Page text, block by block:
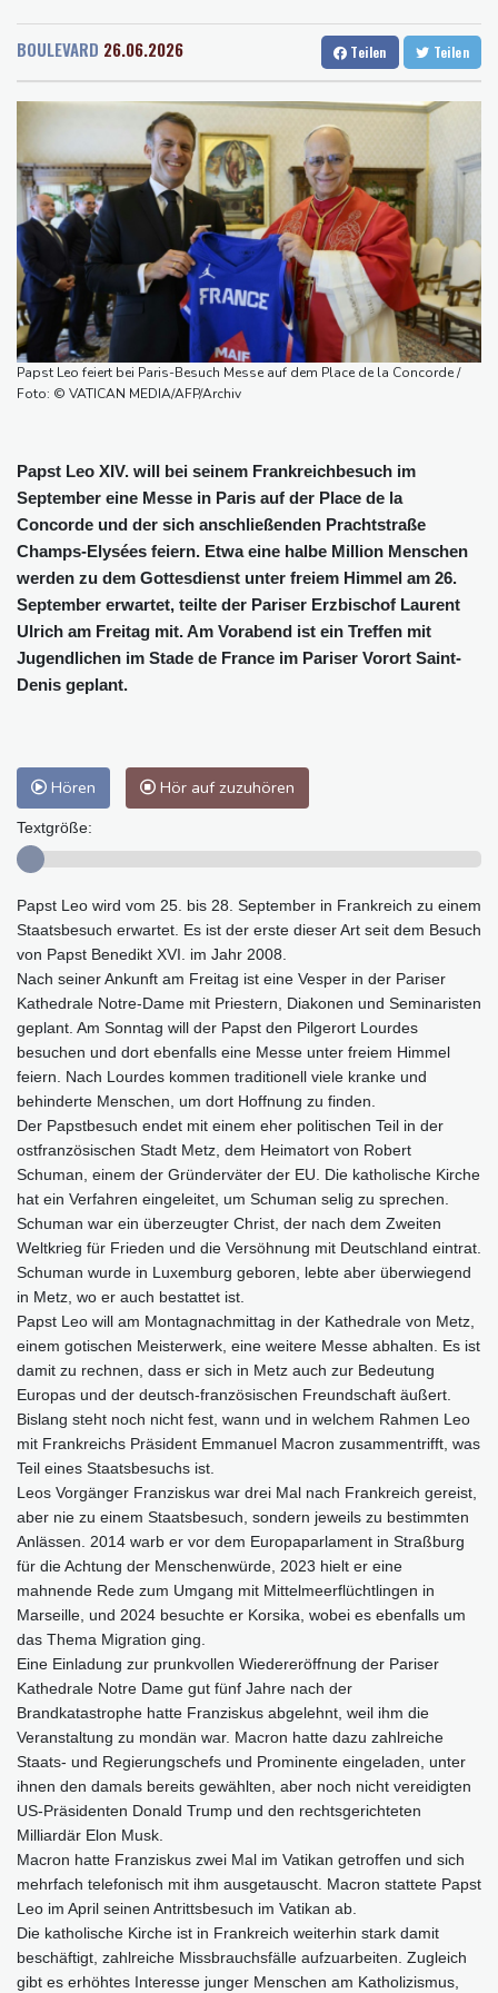
Dresden
31 °C Wien
34 °C
Baden-Baden
20 °C
Munition beladen
Schauspielerin Iris Berben bekommt Deutschen Kulturpolitikpreis
Passagierverkehr an deutschen Flughäfen im ersten Halbjahr
Papst Leo bei Besuch in Assisi von tausenden jungen Menschen
begeistert empfangen
Hausärzte kritisieren Untätigkeit der Regierung in Hitzekrise
Übernahmekampf: Commerzbank geht mit Rekordergebnis in
Gespräche mit der Unicredit
Nach Drohnen-Vorfall an Leipziger Flughafen: Suche nach
weiterem Objekt dauert an
BOULEVARD 26.06.2026 Teilen Teilen
Papst Leo feiert bei Paris-Besuch Messe auf dem Place de la Concorde /
Foto: © VATICAN MEDIA/AFP/Archiv
Papst Leo XIV. will bei seinem Frankreichbesuch im
September eine Messe in Paris auf der Place de la
Concorde und der sich anschließenden Prachtstraße
Champs-Elysées feiern. Etwa eine halbe Million Menschen
werden zu dem Gottesdienst unter freiem Himmel am 26.
September erwartet, teilte der Pariser Erzbischof Laurent
Ulrich am Freitag mit. Am Vorabend ist ein Treffen mit
Jugendlichen im Stade de France im Pariser Vorort Saint-
Denis geplant.
Hören Hör auf zuzuhören
Textgröße:
Papst Leo wird vom 25. bis 28. September in Frankreich zu einem
Staatsbesuch erwartet. Es ist der erste dieser Art seit dem Besuch
von Papst Benedikt XVI. im Jahr 2008.
Nach seiner Ankunft am Freitag ist eine Vesper in der Pariser
Kathedrale Notre-Dame mit Priestern, Diakonen und Seminaristen
geplant. Am Sonntag will der Papst den Pilgerort Lourdes
besuchen und dort ebenfalls eine Messe unter freiem Himmel
feiern. Nach Lourdes kommen traditionell viele kranke und
behinderte Menschen, um dort Hoffnung zu finden.
Der Papstbesuch endet mit einem eher politischen Teil in der
ostfranzösischen Stadt Metz, dem Heimatort von Robert
Schuman, einem der Gründerväter der EU. Die katholische Kirche
hat ein Verfahren eingeleitet, um Schuman selig zu sprechen.
Schuman war ein überzeugter Christ, der nach dem Zweiten
Weltkrieg für Frieden und die Versöhnung mit Deutschland eintrat.
Schuman wurde in Luxemburg geboren, lebte aber überwiegend
in Metz, wo er auch bestattet ist.
Papst Leo will am Montagnachmittag in der Kathedrale von Metz,
einem gotischen Meisterwerk, eine weitere Messe abhalten. Es ist
damit zu rechnen, dass er sich in Metz auch zur Bedeutung
Europas und der deutsch-französischen Freundschaft äußert.
Bislang steht noch nicht fest, wann und in welchem Rahmen Leo
mit Frankreichs Präsident Emmanuel Macron zusammentrifft, was
Teil eines Staatsbesuchs ist.
Leos Vorgänger Franziskus war drei Mal nach Frankreich gereist,
aber nie zu einem Staatsbesuch, sondern jeweils zu bestimmten
Anlässen. 2014 warb er vor dem Europaparlament in Straßburg
für die Achtung der Menschenwürde, 2023 hielt er eine
mahnende Rede zum Umgang mit Mittelmeerflüchtlingen in
Marseille, und 2024 besuchte er Korsika, wobei es ebenfalls um
das Thema Migration ging.
Eine Einladung zur prunkvollen Wiedereröffnung der Pariser
Kathedrale Notre Dame gut fünf Jahre nach der
Brandkatastrophe hatte Franziskus abgelehnt, weil ihm die
Veranstaltung zu mondän war. Macron hatte dazu zahlreiche
Staats- und Regierungschefs und Prominente eingeladen, unter
ihnen den damals bereits gewählten, aber noch nicht vereidigten
US-Präsidenten Donald Trump und den rechtsgerichteten
Milliardär Elon Musk.
Macron hatte Franziskus zwei Mal im Vatikan getroffen und sich
mehrfach telefonisch mit ihm ausgetauscht. Macron stattete Papst
Leo im April seinen Antrittsbesuch im Vatikan ab.
Die katholische Kirche ist in Frankreich weiterhin stark damit
beschäftigt, zahlreiche Missbrauchsfälle aufzuarbeiten. Zugleich
gibt es erhöhtes Interesse junger Menschen am Katholizismus,